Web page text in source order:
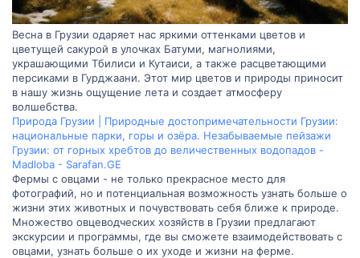
Весна в Грузии одаряет нас яркими оттенками цветов и
цветущей сакурой в улочках Батуми, магнолиями,
украшающими Тбилиси и Кутаиси, а также расцветающими
персиками в Гурджаани. Этот мир цветов и природы приносит
в нашу жизнь ощущение лета и создает атмосферу
волшебства.
Природа Грузии | Природные достопримечательности Грузии:
национальные парки, горы и озёра. Незабываемые пейзажи
Грузии: от горных хребтов до величественных водопадов -
Madloba - Sarafan.GE
Фермы с овцами - не только прекрасное место для
фотографий, но и потенциальная возможность узнать больше о
жизни этих животных и почувствовать себя ближе к природе.
Множество овцеводческих хозяйств в Грузии предлагают
экскурсии и программы, где вы сможете взаимодействовать с
овцами, узнать больше о их уходе и жизни на ферме.